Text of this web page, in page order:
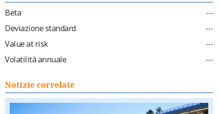
Beta
---
Deviazione standard ---
Value at risk ---
Volatilità annuale ---
Notizie correlate